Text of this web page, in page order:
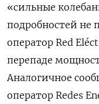
«сильные
подробностей не
оператор Red
перепаде
Аналогичное
оператор Redes